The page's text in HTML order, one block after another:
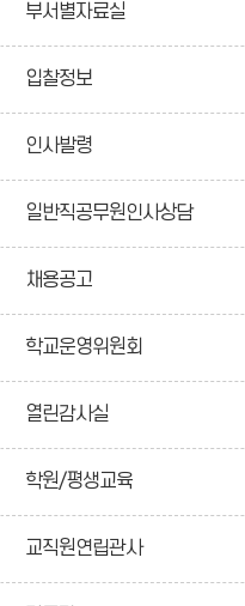
부서별자료실
입찰정보
인사발령
일반직공무원인사상담
채용공고
학교운영위원회
열린감사실
학원/평생교육
교직원연립관사